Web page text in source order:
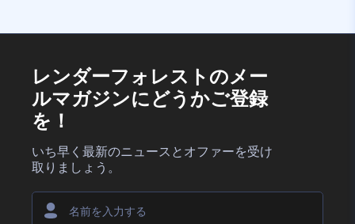
レンダーフォレストのメー
ルマガジンにどうかご登録
を！
いち早く最新のニュースとオファーを受け
取りましょう。